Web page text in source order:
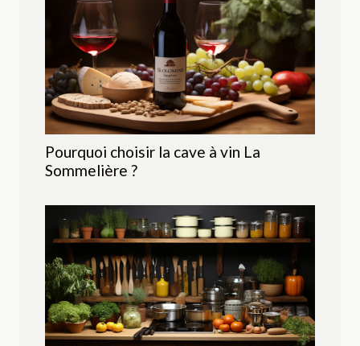
Pourquoi choisir la cave à vin La
Sommelière ?